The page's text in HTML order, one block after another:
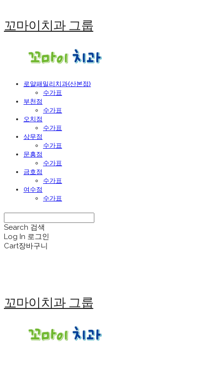
꼬마이치과 그룹
로얄패밀리치과(산본점)
수가표
부천점
수가표
오치점
수가표
상무점
수가표
문흥점
수가표
금호점
수가표
여수점
수가표
Search 검색
Log In 로그인
Cart장바구니
꼬마이치과 그룹